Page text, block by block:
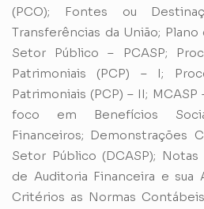
(PCO); Fontes ou
Transferências da União;
Setor Público – PCASP;
Patrimoniais (PCP) – I;
Patrimoniais (PCP) – II;
foco em Benefícios
Financeiros; Demonstrações
Setor Público (DCASP); Notas
de Auditoria Financeira e sua
Critérios as Normas